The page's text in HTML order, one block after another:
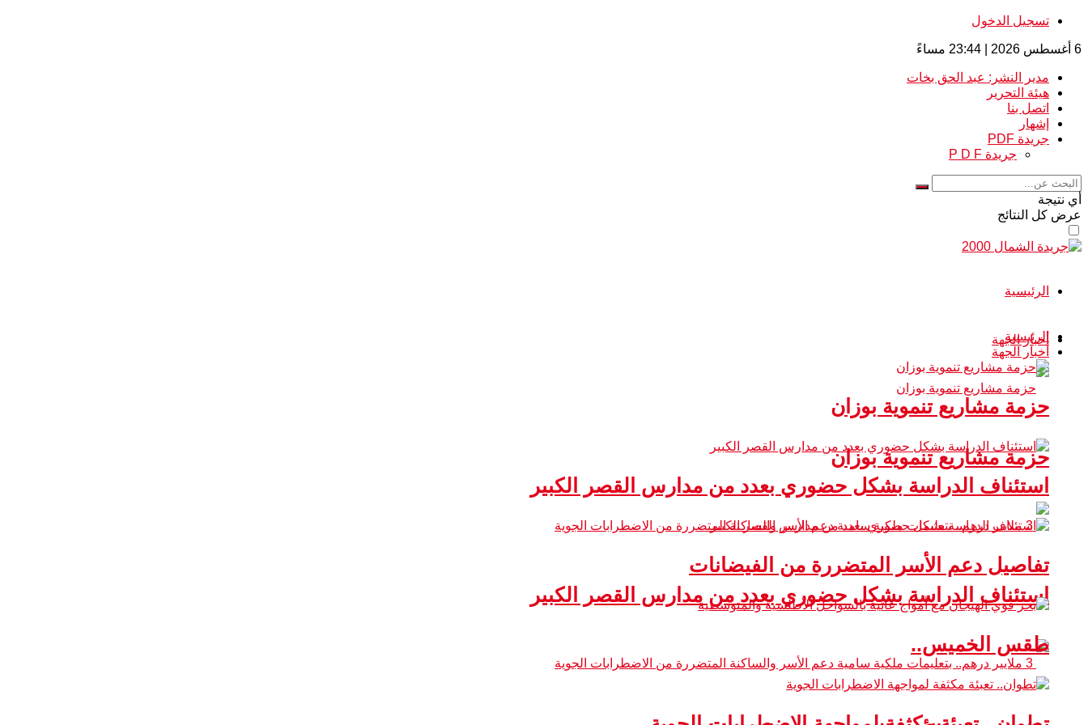
تسجيل الدخول
6 أغسطس 2026 | 23:44 مساءً
مدير النشر: عبد الحق بخات
هيئة التحرير
اتصل بنا
إشهار
جريدة PDF
جريدة P D F
أي نتيجة
عرض كل النتائج
الرئيسية
أخبار الجهة
حزمة مشاريع تنموية بوزان
استئناف الدراسة بشكل حضوري بعدد من مدارس القصر الكبير
الرئيسية
أخبار الجهة
حزمة مشاريع تنموية بوزان
استئناف الدراسة بشكل حضوري بعدد من مدارس القصر الكبير
تفاصيل دعم الأسر المتضررة من الفيضانات
طقس الخميس..